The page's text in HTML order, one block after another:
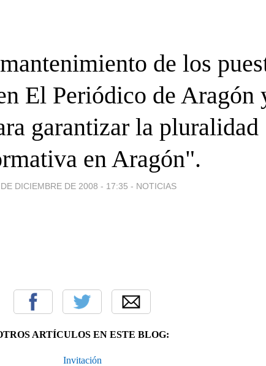
de los
El Periódico de Aragón
garantizar la pluralidad
en Aragón".
DICIEMBRE DE 2008 - 17:35 - NOTICIAS
ARTÍCULOS EN ESTE BLOG:
Invitación